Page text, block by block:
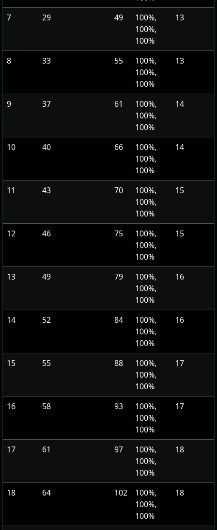
7
29 49
100%,
100%,
100%
13
8 33 55
100%,
100%,
100%
13
9 37 61
100%,
100%,
100%
14
10 40 66
100%,
100%,
100%
14
11 43 70
100%,
100%,
100%
15
12 46 75
100%,
100%,
100%
15
13 49 79
100%,
100%,
100%
16
14 52 84
100%,
100%,
100%
16
15 55 88
100%,
100%,
100%
17
16 58 93
100%,
100%,
100%
17
17 61 97
100%,
100%,
100%
18
18 64 102
100%,
100%,
100%
18